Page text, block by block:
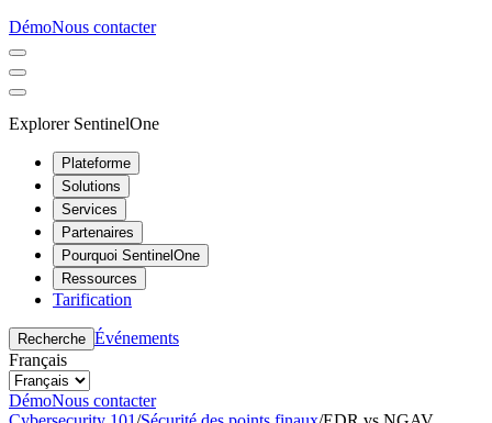
DémoNous contacter
Explorer SentinelOne
Plateforme
Solutions
Services
Partenaires
Pourquoi SentinelOne
Ressources
Tarification
Recherche Événements
Français
DémoNous contacter